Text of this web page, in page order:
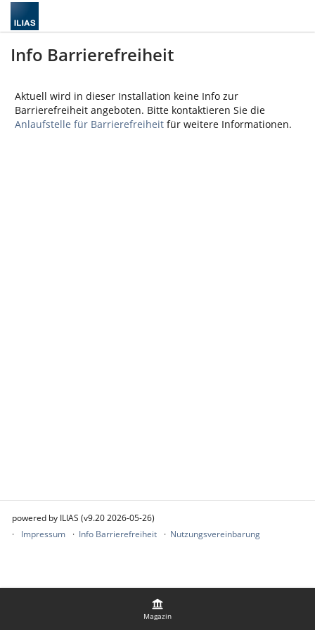
Magazin
Info Barrierefreiheit
Aktuell wird in dieser Installation keine Info zur
Barrierefreiheit angeboten. Bitte kontaktieren Sie die
Anlaufstelle für Barrierefreiheit für weitere Informationen.
powered by ILIAS (v9.20 2026-05-26)
Impressum
Info Barrierefreiheit Nutzungsvereinbarung